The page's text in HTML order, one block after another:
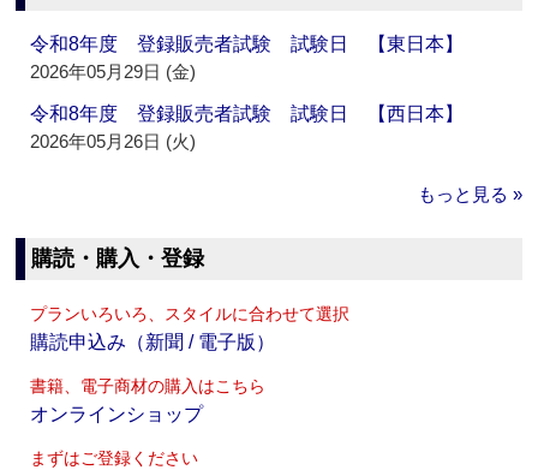
令和8年度 登録販売者試験 試験日 【東日本】
2026年05月29日 (金)
令和8年度 登録販売者試験 試験日 【西日本】
2026年05月26日 (火)
もっと見る »
購読・購入・登録
プランいろいろ、スタイルに合わせて選択
購読申込み（新聞 / 電子版）
書籍、電子商材の購入はこちら
オンラインショップ
まずはご登録ください